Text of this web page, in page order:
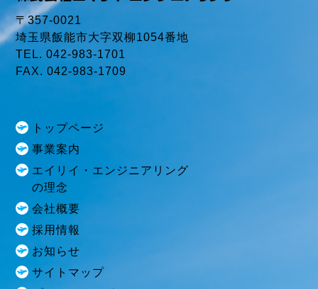
〒357-0021
埼玉県飯能市大字双柳1054番地
TEL. 042-983-1701
FAX. 042-983-1709
トップページ
事業案内
エイリイ・エンジニアリング
の理念
会社概要
採用情報
お知らせ
サイトマップ